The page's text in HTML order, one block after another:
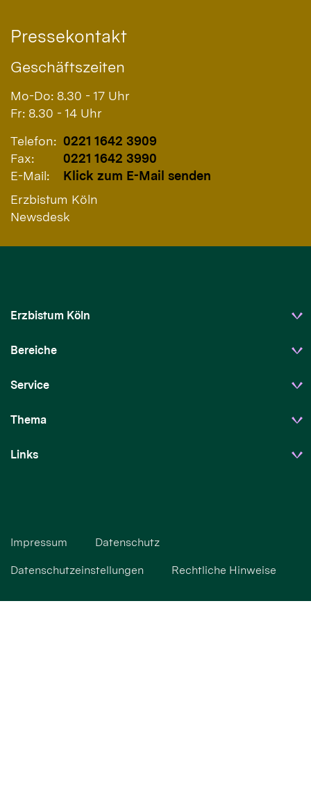
Pressekontakt
Geschäftszeiten
Mo-Do: 8.30 - 17 Uhr
Fr: 8.30 - 14 Uhr
Telefon: 0221 1642 3909
Fax:
0221 1642 3990
E-Mail:
Klick zum E-Mail senden
Erzbistum Köln
Newsdesk
Erzbistum Köln
Bereiche
Service
Thema
Links
Impressum Datenschutz
Datenschutzeinstellungen Rechtliche Hinweise